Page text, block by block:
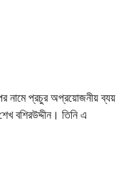
নামে প্রচুর অপ্রয়োজনীয় ব্যয়
বশিরউদ্দীন। তিনি এ